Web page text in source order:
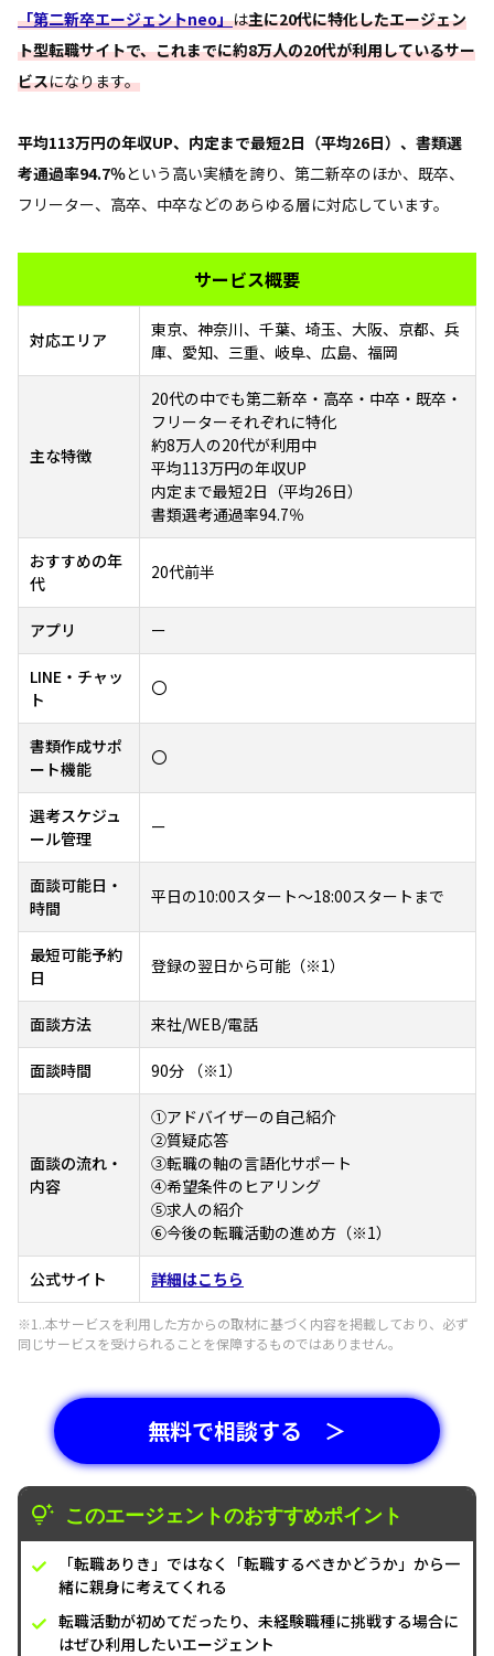
「第二新卒エージェントneo」は主に20代に特化したエージェン
ト型転職サイトで、これまでに約8万人の20代が利用しているサー
ビスになります。
平均113万円の年収UP、内定まで最短2日（平均26日）、書類選
考通過率94.7％という高い実績を誇り、第二新卒のほか、既卒、
フリーター、高卒、中卒などのあらゆる層に対応しています。
サービス概要
対応エリア
東京、神奈川、千葉、埼玉、大阪、京都、兵
庫、愛知、三重、岐阜、広島、福岡
主な特徴
20代の中でも第二新卒・高卒・中卒・既卒・
フリーターそれぞれに特化
約8万人の20代が利用中
平均113万円の年収UP
内定まで最短2日（平均26日）
書類選考通過率94.7％
おすすめの年
代
20代前半
アプリ ー
LINE・チャッ
ト
〇
書類作成サポ
ート機能
〇
選考スケジュ
ール管理
ー
面談可能日・
時間
平日の10:00スタート～18:00スタートまで
最短可能予約
日
登録の翌日から可能（※1）
面談方法 来社/WEB/電話
面談時間 90分 （※1）
面談の流れ・
内容
①アドバイザーの自己紹介
②質疑応答
③転職の軸の言語化サポート
④希望条件のヒアリング
⑤求人の紹介
⑥今後の転職活動の進め方（※1）
公式サイト 詳細はこちら
※1..本サービスを利用した方からの取材に基づく内容を掲載しており、必ず
同じサービスを受けられることを保障するものではありません。
無料で相談する ＞
このエージェントのおすすめポイント
「転職ありき」ではなく「転職するべきかどうか」から一
緒に親身に考えてくれる
転職活動が初めてだったり、未経験職種に挑戦する場合に
はぜひ利用したいエージェント